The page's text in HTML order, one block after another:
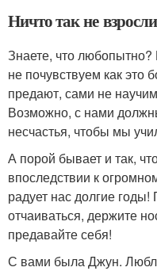
Ничто так не
Знаете, что
не почувствуем как это
предают, сами не
Возможно, с нами
несчастья, чтобы мы
А порой бывает и так,
впоследствии к
радует нас долгие
отчаиваться, держите
предавайте себя!
С вами была Джун.